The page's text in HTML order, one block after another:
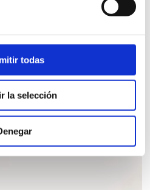
todas
la selección
No incluye cabezal ni